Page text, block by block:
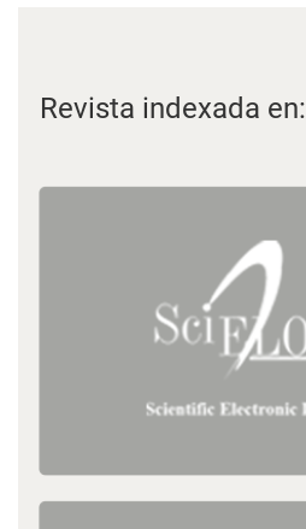
Revista indexada en: